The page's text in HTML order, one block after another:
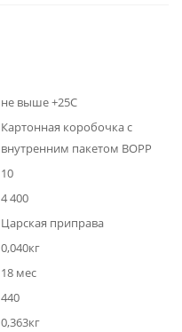
не выше +25С
Картонная коробочка с
внутренним пакетом ВОРР
10
4 400
Царская приправа
0,040кг
18 мес
440
0,363кг